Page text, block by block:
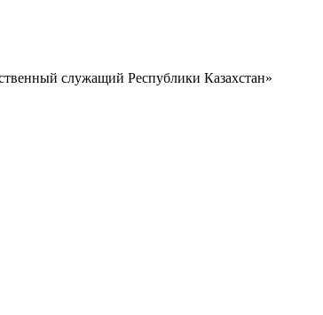
служащий Республики Казахстан»